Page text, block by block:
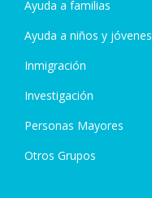
Ayuda a familias
Ayuda a niños y jóvenes
Inmigración
Investigación
Personas Mayores
Otros Grupos